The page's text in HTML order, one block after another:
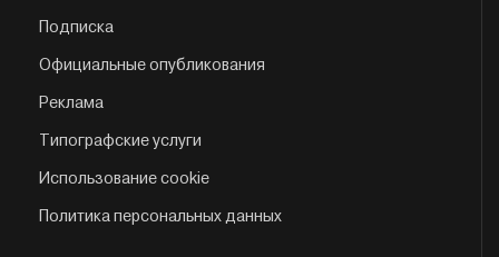
Подписка
Официальные опубликования
Реклама
Типографские услуги
Использование cookie
Политика персональных данных